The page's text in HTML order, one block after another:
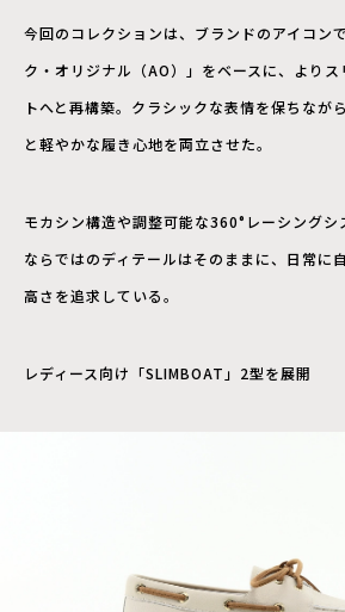
今回のコレクションは、ブランドのアイコン
ク・オリジナル（AO）」をベースに、より
トへと再構築。クラシックな表情を保ちなが
と軽やかな履き心地を両立させた。
モカシン構造や調整可能な360°レーシングシ
ならではのディテールはそのままに、日常に
高さを追求している。
レディース向け「SLIMBOAT」2型を展開